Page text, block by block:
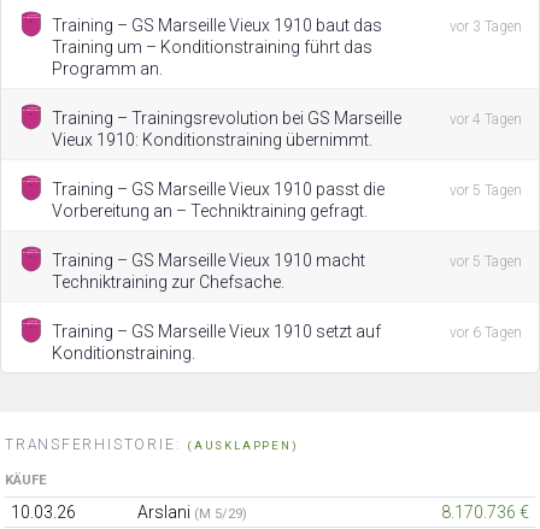
Training – GS Marseille Vieux 1910 baut das
Training um – Konditionstraining führt das
Programm an.
vor 3 Tagen
Training – Trainingsrevolution bei GS Marseille
Vieux 1910: Konditionstraining übernimmt.
vor 4 Tagen
Training – GS Marseille Vieux 1910 passt die
Vorbereitung an – Techniktraining gefragt.
vor 5 Tagen
Training – GS Marseille Vieux 1910 macht
Techniktraining zur Chefsache.
vor 5 Tagen
Training – GS Marseille Vieux 1910 setzt auf
Konditionstraining.
vor 6 Tagen
TRANSFERHISTORIE: (AUSKLAPPEN)
KÄUFE
10.03.26 Arslani (M 5/29)
8.170.736 €